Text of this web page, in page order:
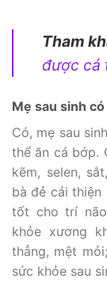
Tham
được cá
Mẹ sau sinh
Có, mẹ sau
thể ăn cá bớp.
kẽm, selen,
bà đẻ cải
tốt cho trí
khỏe xương
thẳng, mệt
sức khỏe sau